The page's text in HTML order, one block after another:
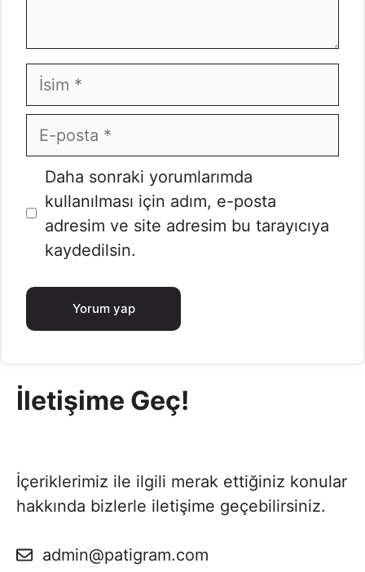
İsim
E-
posta
İnternet
sitesi
Daha sonraki yorumlarımda
kullanılması için adım, e-posta
adresim ve site adresim bu tarayıcıya
kaydedilsin.
İletişime Geç!
İçeriklerimiz ile ilgili merak ettiğiniz konular
hakkında bizlerle iletişime geçebilirsiniz.
admin@patigram.com